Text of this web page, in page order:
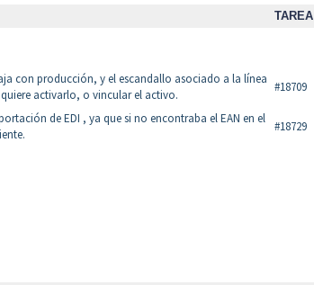
TAREA
con producción, y el escandallo asociado a la línea
activarlo, o vincular el activo.
#18709
de EDI , ya que si no encontraba el EAN en el
#18729